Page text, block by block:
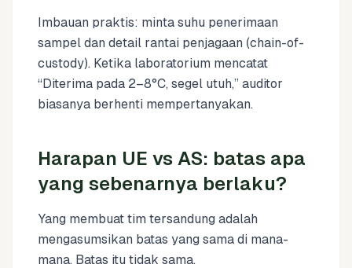
Imbauan praktis: minta suhu penerimaan
sampel dan detail rantai penjagaan (chain-of-
custody). Ketika laboratorium mencatat
“Diterima pada 2–8°C, segel utuh,” auditor
biasanya berhenti mempertanyakan.
Harapan UE vs AS: batas apa
yang sebenarnya berlaku?
Yang membuat tim tersandung adalah
mengasumsikan batas yang sama di mana-
mana. Batas itu tidak sama.